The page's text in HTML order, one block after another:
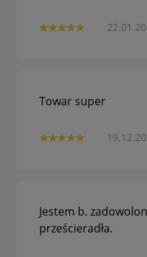
Towar super
Jestem b.
prześcieradła.